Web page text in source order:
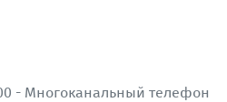
- Многоканальный телефон